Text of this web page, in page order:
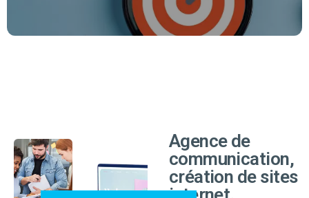
EN SAVOIR PLUS
Agence de
communication,
création de sites